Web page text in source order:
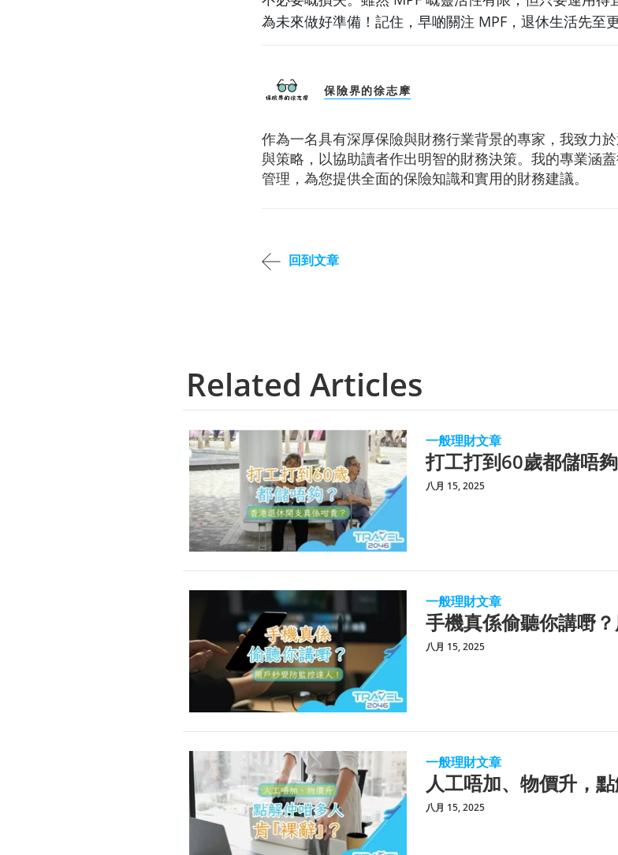
為未來做好準備！記住，早啲關注 MPF，退休生活先至
保險界的徐志摩
作為一名具有深厚保險與財務行業背景的專家，我致力
與策略，以協助讀者作出明智的財務決策。我的專業涵
管理，為您提供全面的保險知識和實用的財務建議。
回到文章
Related Articles
一般理財文章
打工打到60歲都儲唔
八月 15, 2025
一般理財文章
手機真係偷聽你講嘢
八月 15, 2025
一般理財文章
人工唔加、物價升，
八月 15, 2025